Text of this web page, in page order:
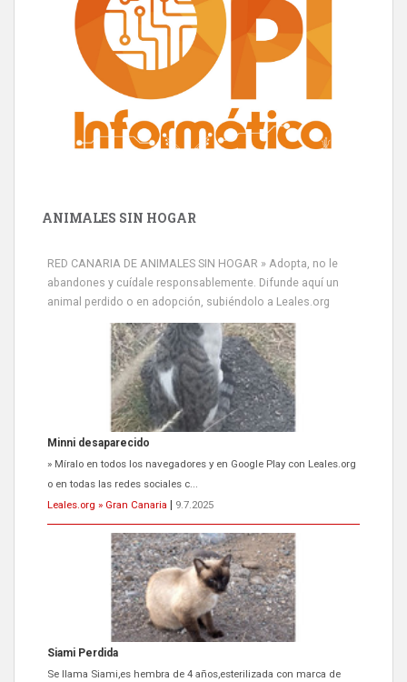
ANIMALES SIN HOGAR
RED CANARIA DE ANIMALES SIN HOGAR » Adopta, no le
abandones y cuídale responsablemente. Difunde aquí un
animal perdido o en adopción, subiéndolo a Leales.org
Minni desaparecido
» Míralo en todos los navegadores y en Google Play con Leales.org
o en todas las redes sociales c...
Leales.org » Gran Canaria
9.7.2025
Siami Perdida
Se llama Siami,es hembra de 4 años,esterilizada con marca de